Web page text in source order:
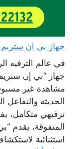
جهاز بي ان ستريم beIN STREAM الكويت مع اشتراك
في عالم الترفيه
جهاز “بي إن
مشاهدة غير
الحديثة
ترفيهي متكامل،
المتفوقة، يقدم
استثنائية